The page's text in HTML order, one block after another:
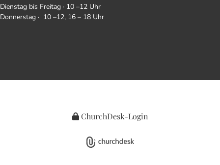
Dienstag bis Freitag · 10 –12 Uhr
Donnerstag · 10 –12, 16 – 18 Uhr
ChurchDesk-Login